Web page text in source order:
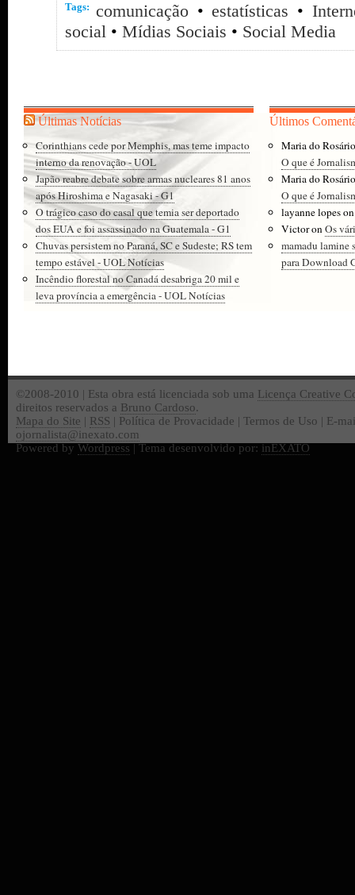
Tags: comunicação •estatísticas •
social • Mídias Sociais • Social Media
Últimas Notícias
Corinthians cede por Memphis, mas teme impacto
interno da renovação - UOL
Japão reabre debate sobre armas nucleares 81 anos
após Hiroshima e Nagasaki - G1
O trágico caso do casal que temia ser deportado
dos EUA e foi assassinado na Guatemala - G1
Chuvas persistem no Paraná, SC e Sudeste; RS tem
tempo estável - UOL Notícias
Incêndio florestal no Canadá desabriga 20 mil e
leva província a emergência - UOL Notícias
Últimos
Maria do
O que é
Maria do
O que é
layanne lopes
VictoronOs
mamadu lamine
para Download
©2008-2010 | Esta obra está licenciada sob uma Licença Creative
direitos reservados a Bruno Cardoso.
Mapa do Site | RSS | Política de Provacidade | Termos de Uso | E-
ojornalista@inexato.com
Powered by Wordpress | Tema desenvolvido por: inEXATO